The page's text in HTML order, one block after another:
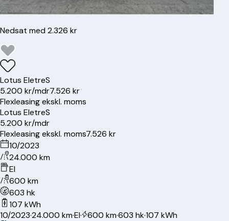
Nedsat med 2.326 kr
Lotus EletreS
5.200 kr/mdr7.526 kr
Flexleasing ekskl. moms
Lotus EletreS
5.200 kr/mdr
Flexleasing ekskl. moms7.526 kr
10/2023
24.000 km
El
600 km
603 hk
107 kWh
10/2023·24.000 km·El· 600 km·603 hk·107 kWh